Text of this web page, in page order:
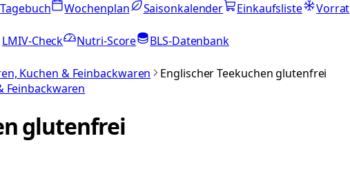
Tagebuch Wochenplan Saisonkalender Einkaufsliste Vorrat
LMIV-Check Nutri-Score BLS-Datenbank
Kuchen & Feinbackwaren
Englischer Teekuchen glutenfrei
Feinbackwaren
glutenfrei